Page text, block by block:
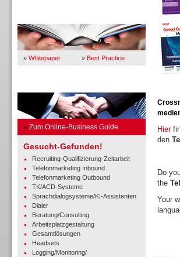
» Whitepaper » Best Practice
» Zum Online-Business Guide
Gesucht-Gefunden!
Recruiting-Qualifizierung-Zeitarbeit
Telefonmarketing Inbound
Telefonmarketing Outbound
TK/ACD-Systeme
Sprachdialogsysteme/KI-Assistenten
Dialer
Beratung/Consulting
Arbeitsplatzgestaltung
Gesamtlösungen
Headsets
Logging/Monitoring/
Hier
den
Do
the
Your